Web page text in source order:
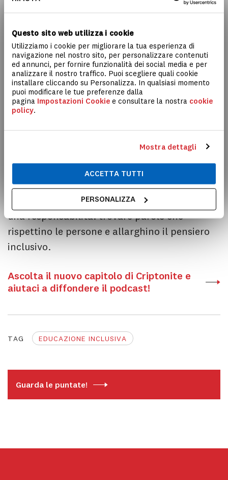
Questo sito web utilizza i cookie
Utilizziamo i cookie per migliorare la tua esperienza di
navigazione nel nostro sito, per personalizzare contenuti
ed annunci, per fornire funzionalità dei social media e per
analizzare il nostro traffico. Puoi scegliere quali cookie
installare cliccando su Personalizza. In qualsiasi momento
puoi modificare le tue preferenze dalla
pagina Impostazioni Cookie e consultare la nostra cookie
policy.
Mostra dettagli
ACCETTA TUTTI
PERSONALIZZA
nell’1–2% dei contenuti. Eppure il pubblico,
soprattutto quello giovane, oggi richiede
narrazioni più inclusive.
Ed è proprio da qui che si inserisce il terzo
episodio conLavinia Azzone, editor e
traduttrice dal tedesco per Fandango Libri: se
ci mostra come termini come “impairment” o
“disabilità” non coincidano da una lingua
all’altra e come i vuoti lessicali siano scelte
politiche. Tradurre significa quindi assumersi
una responsabilità: trovare parole che
rispettino le persone e allarghino il pensiero
inclusivo.
Ascolta il nuovo capitolo di Criptonite e
aiutaci a diffondere il podcast!
TAG EDUCAZIONE INCLUSIVA
Guarda le puntate!